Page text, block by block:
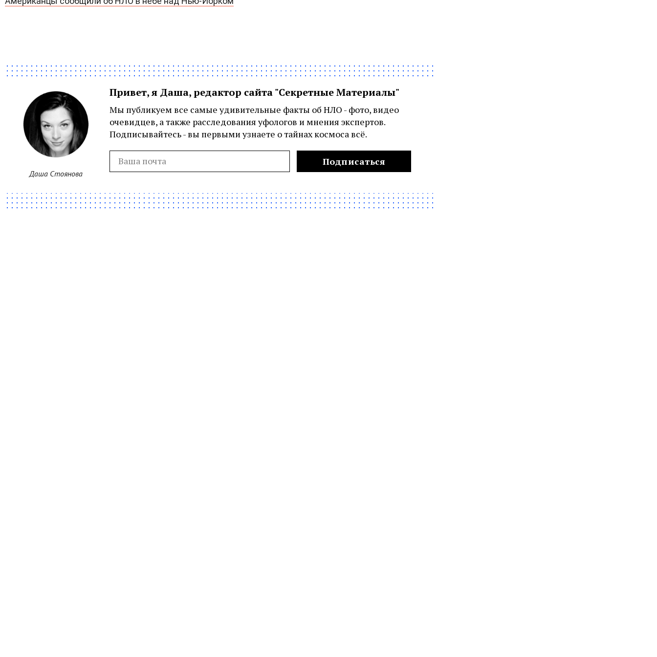
Даша Стоянова
Привет, я Даша, редактор сайта "Секретные Материалы"
Мы публикуем все самые удивительные факты об НЛО - фото, видео
очевидцев, а также расследования уфологов и мнения экспертов.
Подписывайтесь - вы первыми узнаете о тайнах космоса всё.
Подписаться